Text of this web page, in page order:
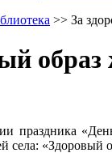
>> За
праздника
села: «Здоровый